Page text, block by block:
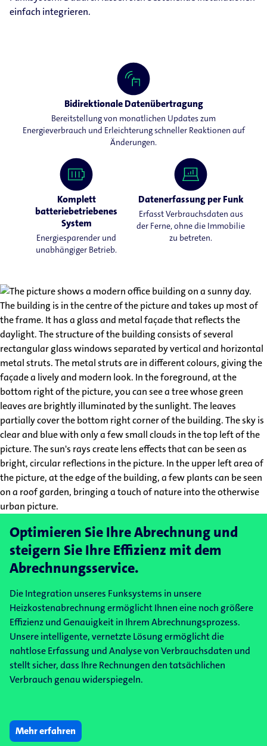
einfach integrieren.
Bidirektionale Datenübertragung
Bereitstellung von monatlichen Updates zum
Energieverbrauch und Erleichterung schneller Reaktionen auf
Änderungen.
Komplett
batteriebetriebenes
System
Energiesparender und
unabhängiger Betrieb.
Datenerfassung per Funk
Erfasst Verbrauchsdaten aus
der Ferne, ohne die Immobilie
zu betreten.
Optimieren Sie Ihre Abrechnung und
steigern Sie Ihre Effizienz mit dem
Abrechnungsservice.
Die Integration unseres Funksystems in unsere
Heizkostenabrechnung ermöglicht Ihnen eine noch größere
Effizienz und Genauigkeit in Ihrem Abrechnungsprozess.
Unsere intelligente, vernetzte Lösung ermöglicht die
nahtlose Erfassung und Analyse von Verbrauchsdaten und
stellt sicher, dass Ihre Rechnungen den tatsächlichen
Verbrauch genau widerspiegeln.
Mehr erfahren